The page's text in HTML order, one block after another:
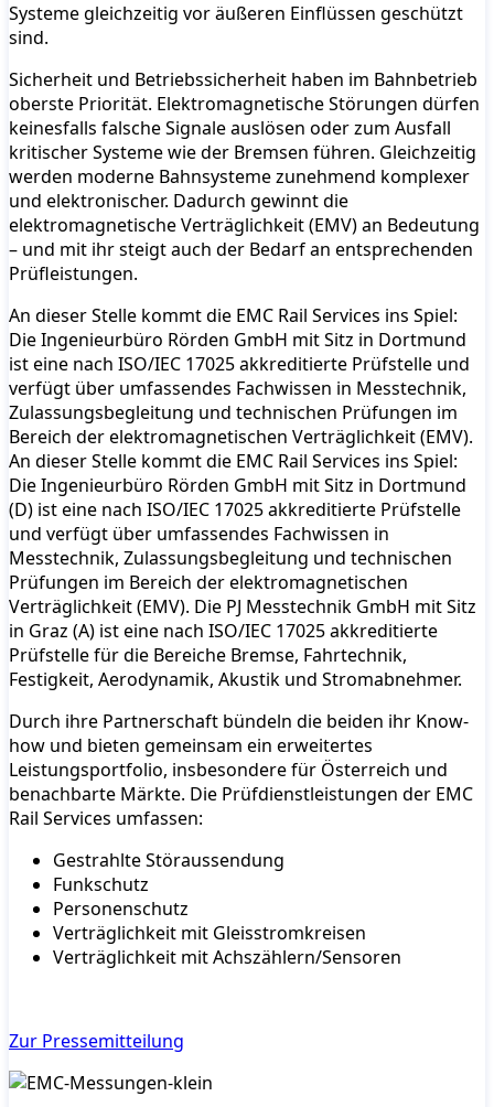
Systeme gleichzeitig vor äußeren Einflüssen geschützt
sind.
Sicherheit und Betriebssicherheit haben im Bahnbetrieb
oberste Priorität. Elektromagnetische Störungen dürfen
keinesfalls falsche Signale auslösen oder zum Ausfall
kritischer Systeme wie der Bremsen führen. Gleichzeitig
werden moderne Bahnsysteme zunehmend komplexer
und elektronischer. Dadurch gewinnt die
elektromagnetische Verträglichkeit (EMV) an Bedeutung
– und mit ihr steigt auch der Bedarf an entsprechenden
Prüfleistungen.
An dieser Stelle kommt die EMC Rail Services ins Spiel:
Die Ingenieurbüro Rörden GmbH mit Sitz in Dortmund
ist eine nach ISO/IEC 17025 akkreditierte Prüfstelle und
verfügt über umfassendes Fachwissen in Messtechnik,
Zulassungsbegleitung und technischen Prüfungen im
Bereich der elektromagnetischen Verträglichkeit (EMV).
An dieser Stelle kommt die EMC Rail Services ins Spiel:
Die Ingenieurbüro Rörden GmbH mit Sitz in Dortmund
(D) ist eine nach ISO/IEC 17025 akkreditierte Prüfstelle
und verfügt über umfassendes Fachwissen in
Messtechnik, Zulassungsbegleitung und technischen
Prüfungen im Bereich der elektromagnetischen
Verträglichkeit (EMV). Die PJ Messtechnik GmbH mit Sitz
in Graz (A) ist eine nach ISO/IEC 17025 akkreditierte
Prüfstelle für die Bereiche Bremse, Fahrtechnik,
Festigkeit, Aerodynamik, Akustik und Stromabnehmer.
Durch ihre Partnerschaft bündeln die beiden ihr Know-
how und bieten gemeinsam ein erweitertes
Leistungsportfolio, insbesondere für Österreich und
benachbarte Märkte. Die Prüfdienstleistungen der EMC
Rail Services umfassen:
Gestrahlte Störaussendung
Funkschutz
Personenschutz
Verträglichkeit mit Gleisstromkreisen
Verträglichkeit mit Achszählern/Sensoren
Zur Pressemitteilung